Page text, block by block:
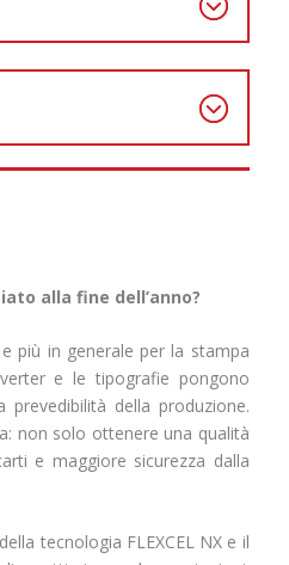
alla fine dell’anno?
più in generale per la stampa
e le tipografie pongono
prevedibilità della produzione.
non solo ottenere una qualità
e maggiore sicurezza dalla
tecnologia FLEXCEL NX e il